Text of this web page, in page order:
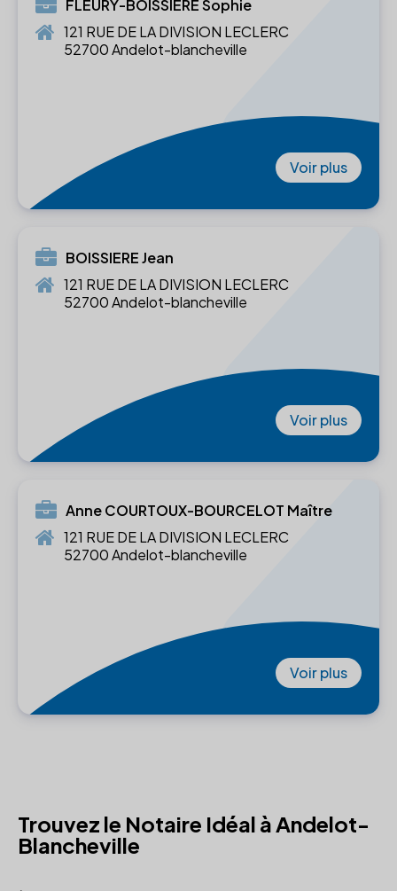
FLEURY-BOISSIERE Sophie
121 RUE DE LA DIVISION LECLERC
52700 Andelot-blancheville
Voir plus
BOISSIERE Jean
121 RUE DE LA DIVISION LECLERC
52700 Andelot-blancheville
Voir plus
Anne COURTOUX-BOURCELOT Maître
121 RUE DE LA DIVISION LECLERC
52700 Andelot-blancheville
Voir plus
Trouvez le Notaire Idéal à Andelot-
Blancheville